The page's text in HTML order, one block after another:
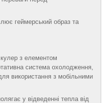
геймерський образ та
кулер з елементом
система охолодження,
використання з мобільними
у відведенні тепла від